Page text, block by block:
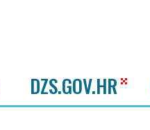
DZS.GOV.HR